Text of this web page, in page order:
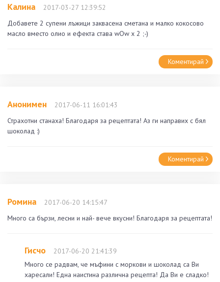
Калина
2017-03-27 12:39:52
Добавете 2 супени лъжици заквасена сметана и малко кокосово
масло вместо олио и ефекта става wOw х 2 ;-)
Коментирай
Анонимен
2017-06-11 16:01:43
Страхотни станаха! Благодаря за рецептата! Аз ги направих с бял
шоколад :)
Коментирай
Ромина
2017-06-20 14:15:47
Много са бързи, лесни и най- вече вкусни! Благодаря за рецептата!
Гисчо
2017-06-20 21:41:39
Много се радвам, че мъфини с моркови и шоколад са Ви
харесали! Една наистина различна рецепта! Да Ви е сладко!